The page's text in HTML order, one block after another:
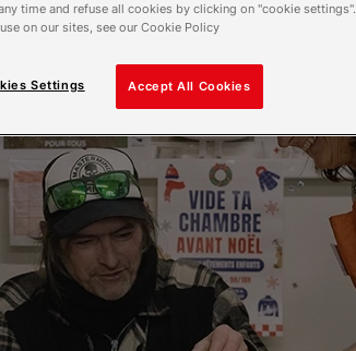
time and refuse all cookies by clicking on "cookie settings".
on our sites, see our Cookie Policy
Accept All Cookies
Settings